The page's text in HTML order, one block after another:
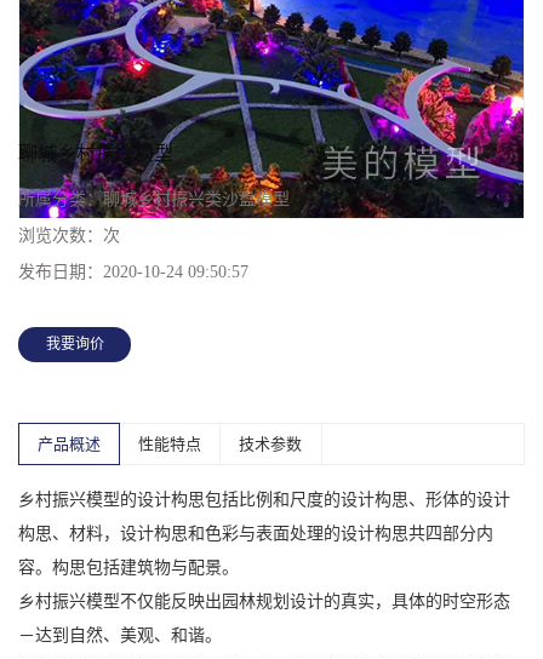
聊城乡村振兴模型
所属分类：聊城乡村振兴类沙盘模型
浏览次数： 次
发布日期： 2020-10-24 09:50:57
我要询价
产品概述 性能特点 技术参数
乡村振兴模型的设计构思包括比例和尺度的设计构思、形体的设计
构思、材料，设计构思和色彩与表面处理的设计构思共四部分内
容。构思包括建筑物与配景。
乡村振兴模型不仅能反映出园林规划设计的真实，具体的时空形态
－达到自然、美观、和谐。